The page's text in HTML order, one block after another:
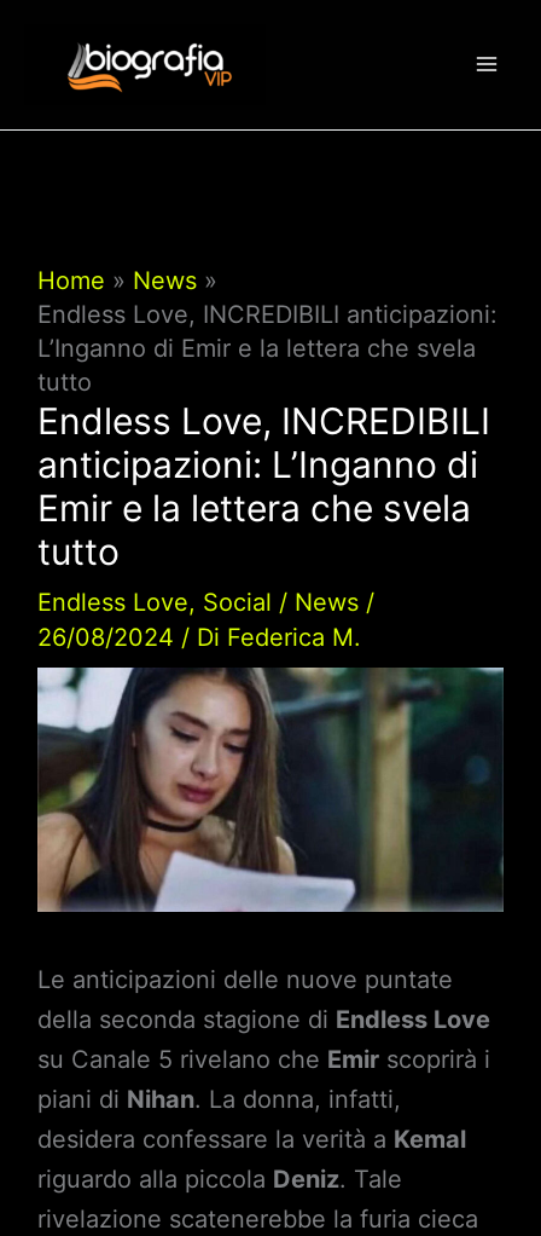
contenuto
Home
News
Endless Love, INCREDIBILI anticipazioni:
L’Inganno di Emir e la lettera che svela
tutto
Endless Love, INCREDIBILI
anticipazioni: L’Inganno di
Emir e la lettera che svela
tutto
Endless Love, Social / News/
26/08/2024 / Di Federica M.
Le anticipazioni delle nuove puntate
della seconda stagione di Endless Love
su Canale 5 rivelano che Emirscoprirà i
piani di Nihan. La donna, infatti,
desidera confessare la verità a Kemal
riguardo alla piccola Deniz. Tale
rivelazione scatenerebbe la furia cieca